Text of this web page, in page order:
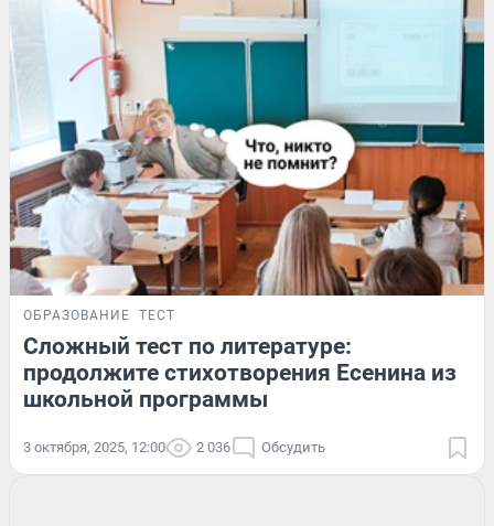
ОБРАЗОВАНИЕ ТЕСТ
Сложный тест по литературе:
продолжите стихотворения Есенина из
школьной программы
3 октября, 2025, 12:00 2 036 Обсудить